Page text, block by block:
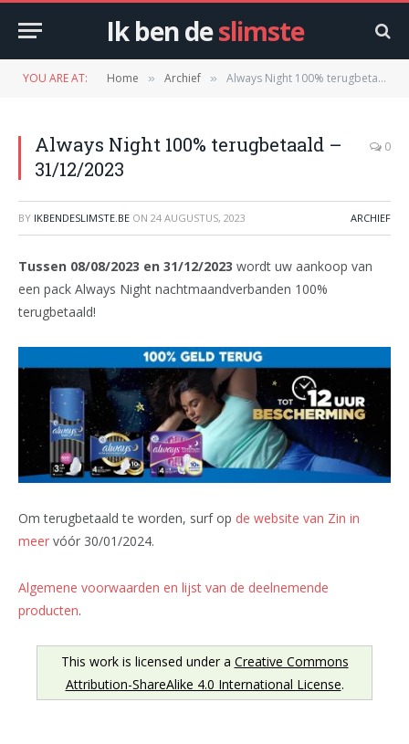
Ik ben deslimste
YOU ARE AT: Home » Archief » Always Night 100% terugbetaald – 31/12/2023
Always Night 100% terugbetaald –
31/12/2023
0
BY IKBENDESLIMSTE.BE ON 24 AUGUSTUS, 2023 ARCHIEF
Tussen 08/08/2023 en 31/12/2023 wordt uw aankoop van
een pack Always Night nachtmaandverbanden 100%
terugbetaald!
Om terugbetaald te worden, surf op de website van Zin in
meer vóór 30/01/2024.
Algemene voorwaarden en lijst van de deelnemende
producten.
This work is licensed under a Creative Commons
Attribution-ShareAlike 4.0 International License.